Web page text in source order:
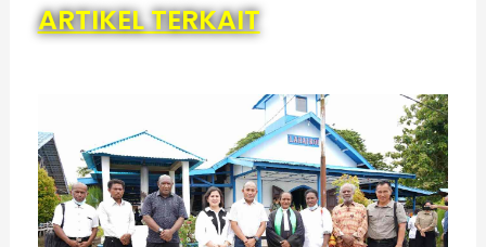
ARTIKEL TERKAIT